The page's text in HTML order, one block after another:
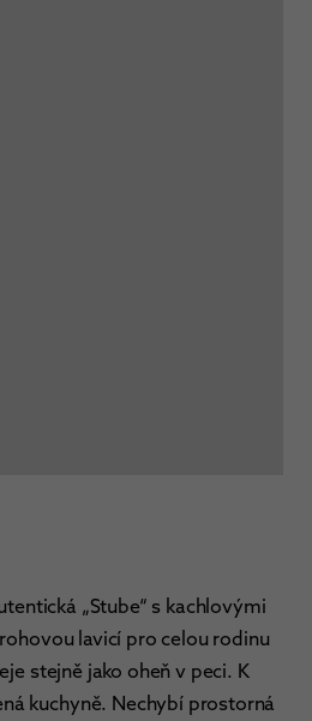
„Stube“ s kachlovými
lavicí pro celou rodinu
stejně jako oheň v peci. K
kuchyně. Nechybí prostorná